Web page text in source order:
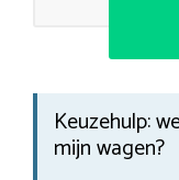
Keuzehulp:
mijn wagen?